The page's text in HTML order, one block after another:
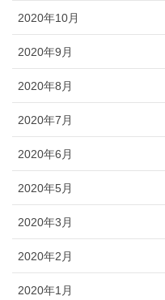
2020年10月
2020年9月
2020年8月
2020年7月
2020年6月
2020年5月
2020年3月
2020年2月
2020年1月